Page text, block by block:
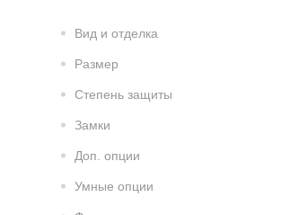
Вид и отделка
Размер
Степень защиты
Замки
Доп. опции
Умные опции